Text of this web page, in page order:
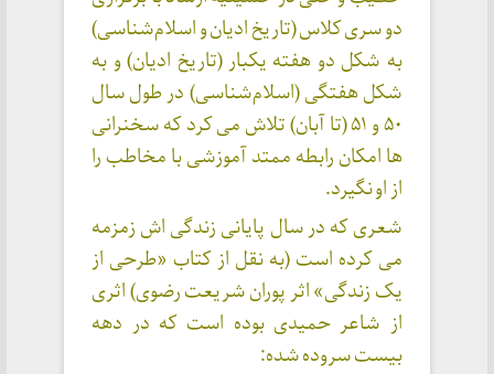
دو سری کلاس (تاریخ ادیان و اسلام‌شناسی)
به شکل دو هفته یکبار (تاریخ ادیان) و به
شکل هفتگی (اسلام‌شناسی) در طول سال
۵۰ و ۵۱ (تا آبان) تلاش می کرد که سخنرانی
ها امکان رابطه ممتد آموزشی با مخاطب را
از او نگیرد.
شعری که در سال پایانی زندگی اش زمزمه
می کرده است (به نقل از کتاب «طرحی از
یک زندگی» اثر پوران شریعت رضوی) اثری
از شاعر حمیدی بوده است که در دهه
بیست سروده شده: